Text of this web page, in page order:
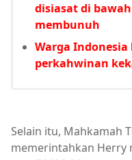
disiasat di
membunuh
Warga
perkahwinan
Selain itu, Mahkamah
memerintahkan Herry